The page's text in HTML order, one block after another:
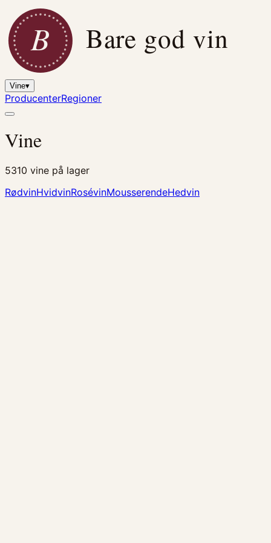
B Bare god vin
Vine▾
ProducenterRegioner
Vine
5310 vine på lager
RødvinHvidvinRosévinMousserendeHedvin